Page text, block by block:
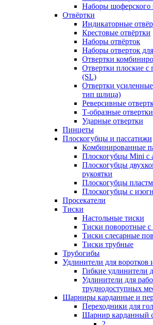
Наборы шоферского
Отвёртки
Индикаторные
Крестовые отвёртки
Наборы отвёрток
Наборы отверток
Отвертки
Отвертки плоские
(SL)
Отвертки
тип шлица)
Реверсивные
Т-образные отвертки
Ударные отвертки
Пинцеты
Плоскогубцы и пассатижи
Комбинированные
Плоскогубцы Mini с
Плоскогубцы
рукоятки
Плоскогубцы
Плоскогубцы с
Просекатели
Тиски
Настольные тиски
Тиски поворотные с
Тиски слесарные
Тиски трубные
Трубогибы
Удлинители для воротков
Гибкие удлинители
Удлинители для
труднодоступных
Шарниры карданные и
Переходники для
Шарнир карданный